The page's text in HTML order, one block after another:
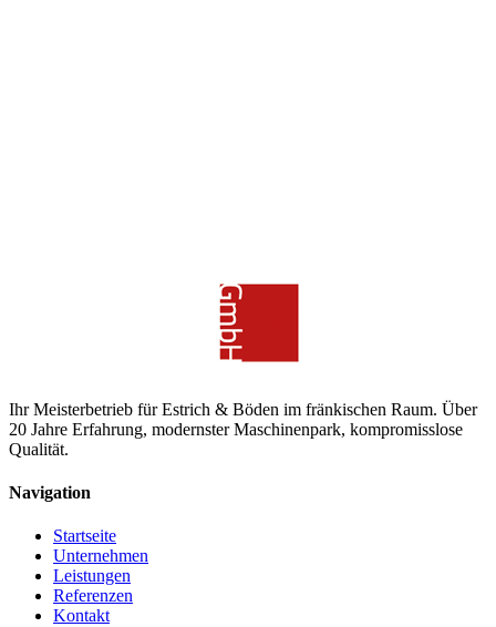
0911 41 84 272
Ihr Meisterbetrieb für Estrich & Böden im fränkischen Raum. Über
20 Jahre Erfahrung, modernster Maschinenpark, kompromisslose
Qualität.
Navigation
Startseite
Unternehmen
Leistungen
Referenzen
Kontakt